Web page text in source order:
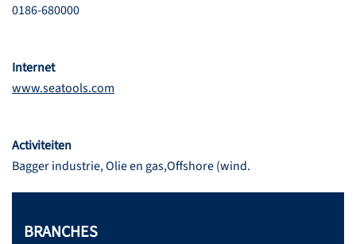
0186-680000
Internet
www.seatools.com
Activiteiten
Bagger industrie, Olie en gas,Offshore (wind.
BRANCHES